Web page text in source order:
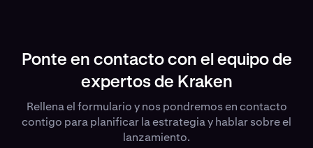
Ponte en contacto con el equipo de
expertos de Kraken
Rellena el formulario y nos pondremos en contacto
contigo para planificar la estrategia y hablar sobre el
lanzamiento.